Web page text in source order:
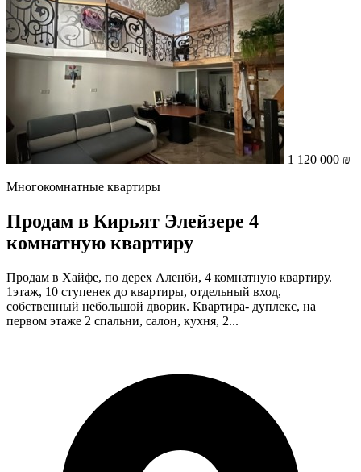
1 120 000 ₪
Многокомнатные квартиры
Продам в Кирьят Элейзере 4
комнатную квартиру
Продам в Хайфе, по дерех Аленби, 4 комнатную квартиру.
1этаж, 10 ступенек до квартиры, отдельный вход,
собственный небольшой дворик. Квартира- дуплекс, на
первом этаже 2 спальни, салон, кухня, 2...